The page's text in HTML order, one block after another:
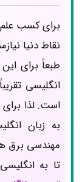
برای کسب علم
نقاط دنیا
طبعاً برای
انگلیسی
است. لذا برای
به زبان
مهندسی برق
تا به